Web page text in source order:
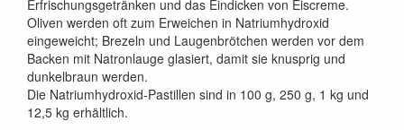
Erfrischungsgetränken und das Eindicken von Eiscreme.
Oliven werden oft zum Erweichen in Natriumhydroxid
eingeweicht; Brezeln und Laugenbrötchen werden vor dem
Backen mit Natronlauge glasiert, damit sie knusprig und
dunkelbraun werden.
Die Natriumhydroxid-Pastillen sind in 100 g, 250 g, 1 kg und
12,5 kg erhältlich.